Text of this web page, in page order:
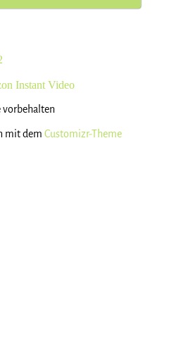
Instant Video
vorbehalten
mit dem Customizr-Theme